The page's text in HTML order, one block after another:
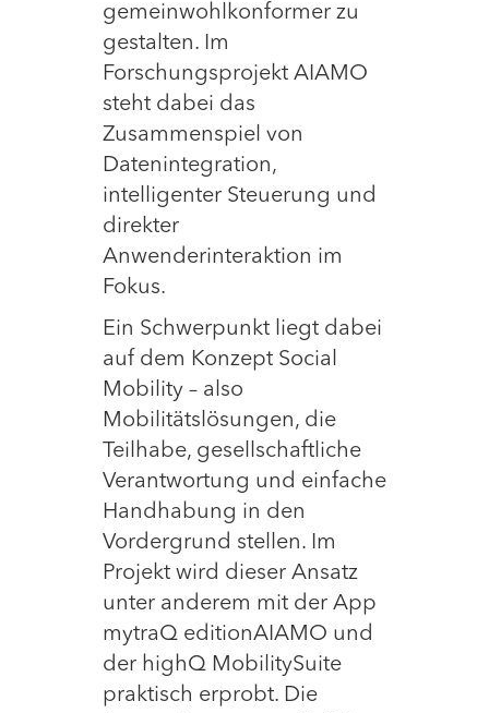
gemeinwohlkonformer zu
gestalten. Im
Forschungsprojekt AIAMO
steht dabei das
Zusammenspiel von
Datenintegration,
intelligenter Steuerung und
direkter
Anwenderinteraktion im
Fokus.
Ein Schwerpunkt liegt dabei
auf dem Konzept Social
Mobility – also
Mobilitätslösungen, die
Teilhabe, gesellschaftliche
Verantwortung und einfache
Handhabung in den
Vordergrund stellen. Im
Projekt wird dieser Ansatz
unter anderem mit der App
mytraQ editionAIAMO und
der highQ MobilitySuite
praktisch erprobt. Die